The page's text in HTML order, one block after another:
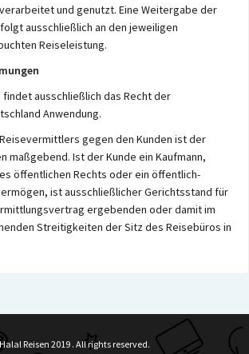
und genutzt. Eine Weitergabe der
ausschließlich an den jeweiligen
Reiseleistung.
findet ausschließlich das Recht der
Anwendung.
gegen den Kunden ist der
maßgebend. Ist der Kunde ein Kaufmann,
öffentlichen Rechts oder ein öffentlich-
ist ausschließlicher Gerichtsstand für
ergebenden oder damit im
Streitigkeiten der Sitz des Reisebüros in
Reisen 2019 . All rights reserved.